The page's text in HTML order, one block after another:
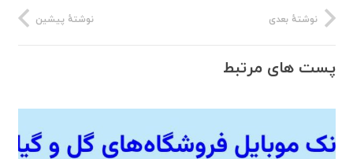
نوشتهٔ پیشین نوشتهٔ بعدی
پست های مرتبط